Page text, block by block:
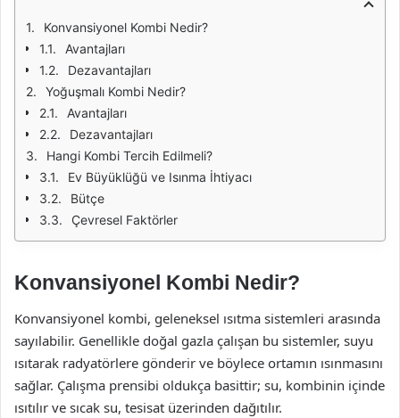
Konvansiyonel Kombi Nedir?
Avantajları
Dezavantajları
Yoğuşmalı Kombi Nedir?
Avantajları
Dezavantajları
Hangi Kombi Tercih Edilmeli?
Ev Büyüklüğü ve Isınma İhtiyacı
Bütçe
Çevresel Faktörler
Konvansiyonel Kombi Nedir?
Konvansiyonel kombi, geleneksel ısıtma sistemleri arasında
sayılabilir. Genellikle doğal gazla çalışan bu sistemler, suyu
ısıtarak radyatörlere gönderir ve böylece ortamın ısınmasını
sağlar. Çalışma prensibi oldukça basittir; su, kombinin içinde
ısıtılır ve sıcak su, tesisat üzerinden dağıtılır.